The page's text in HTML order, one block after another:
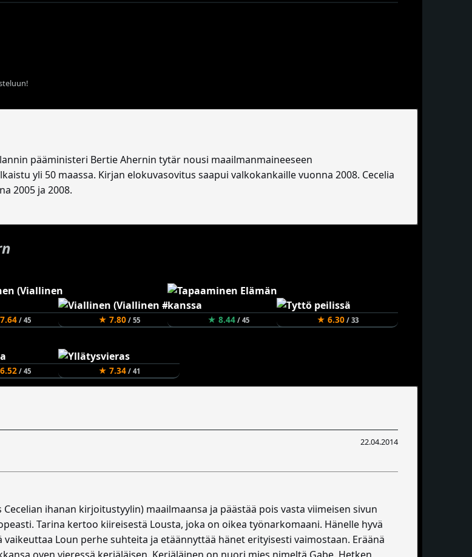
pääministeri Bertie Ahernin tytär nousi maailmanmaineeseen
yli 50 maassa. Kirjan elokuvasovitus saapui valkokankaille vuonna 2008. Cecelia
2005 ja 2008.
/ 45 ★ 7.80/ 55 ★ 8.44/ 45 ★ 6.30/ 33
/ 45 ★ 7.34/ 41
22.04.2014
ihanan kirjoitustyylin) maailmaansa ja päästää pois vasta viimeisen sivun
Tarina kertoo kiireisestä Lousta, joka on oikea työnarkomaani. Hänelle hyvä
Loun perhe suhteita ja etäännyttää hänet erityisesti vaimostaan. Eräänä
oven vieressä kerjäläisen. Kerjäläinen on nuori mies nimeltä Gabe. Hetken